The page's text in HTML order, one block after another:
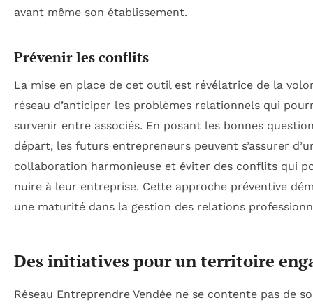
avant même son établissement.
Prévenir les conflits
La mise en place de cet outil est révélatrice de la
réseau d’anticiper les problèmes relationnels qui
survenir entre associés. En posant les bonnes
départ, les futurs entrepreneurs peuvent s’assurer
collaboration harmonieuse et éviter des conflits qui
nuire à leur entreprise. Cette approche préventive
une maturité dans la gestion des relations
Des initiatives pour un territoire
Réseau Entreprendre Vendée ne se contente pas de